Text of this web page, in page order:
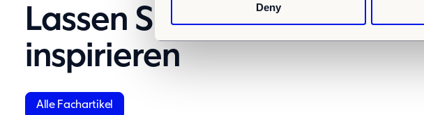
e
l
Deny
Lassen Sie sich durch
inspirieren
Alle Fachartikel